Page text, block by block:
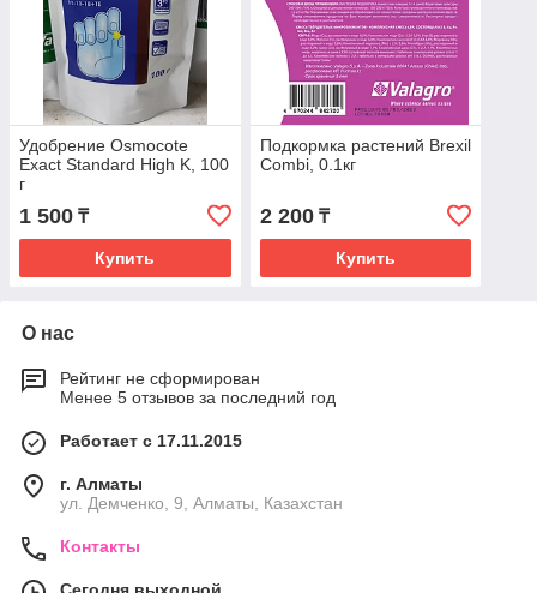
Удобрение Osmocote
Exact Standard High K, 100
г
1 500 ₸
Купить
Подкормка растений Brexil
Combi, 0.1кг
2 200₸
Купить
О нас
Рейтинг не сформирован
Менее 5 отзывов за последний год
Работает с 17.11.2015
г. Алматы
ул. Демченко, 9, Алматы, Казахстан
Контакты